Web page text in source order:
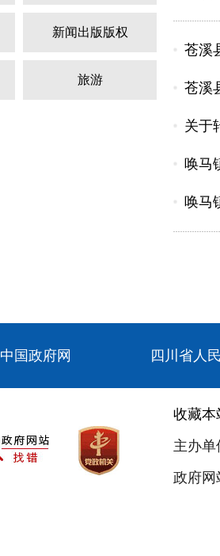
新闻出版版权
旅游
苍溪
苍溪
关于
唤马
唤马
中国政府网 四川省人
收藏本
主办
政府网